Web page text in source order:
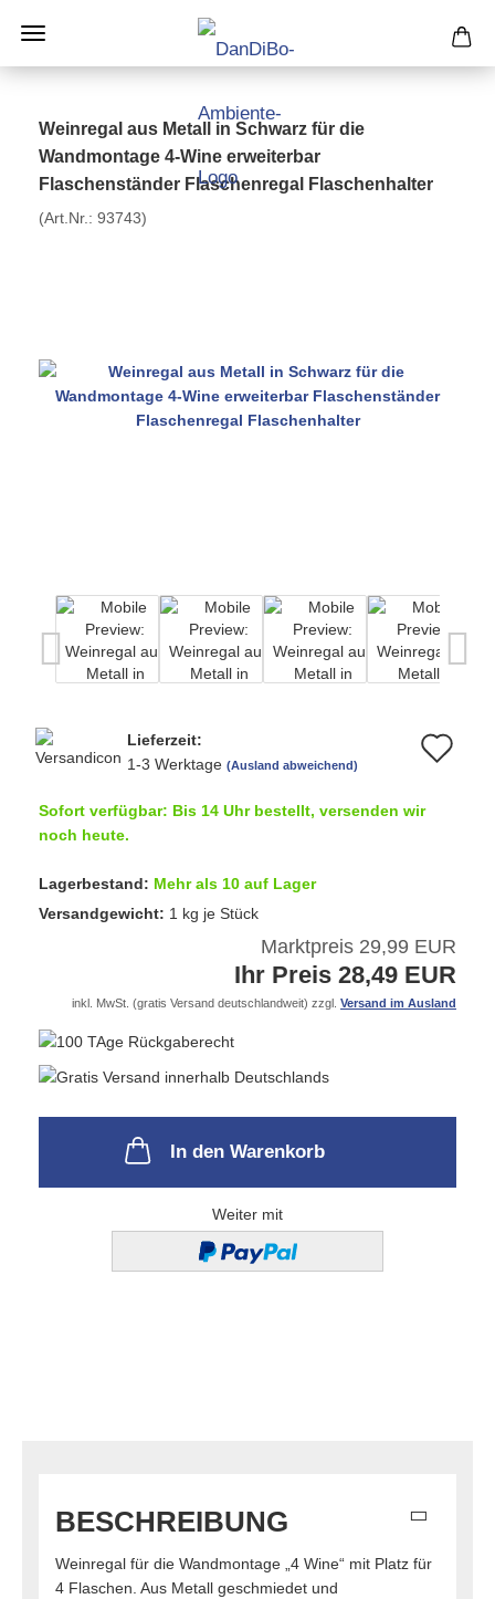
Weinregal aus Metall in Schwarz für die
Wandmontage 4-Wine erweiterbar
Flaschenständer Flaschenregal Flaschenhalter
(Art.Nr.: 93743)
Lieferzeit:
1-3 Werktage (Ausland abweichend)
Sofort verfügbar: Bis 14 Uhr bestellt, versenden wir
noch heute.
Lagerbestand: Mehr als 10 auf Lager
Versandgewicht: 1 kg je Stück
Marktpreis 29,99 EUR
Ihr Preis 28,49 EUR
inkl. MwSt. (gratis Versand deutschlandweit) zzgl. Versand im Ausland
In den Warenkorb
Weiter mit
BESCHREIBUNG
Weinregal für die Wandmontage „4 Wine“ mit Platz für
4 Flaschen. Aus Metall geschmiedet und